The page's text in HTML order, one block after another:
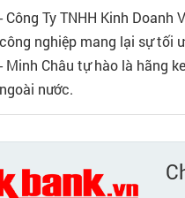
- Công Ty TNHH Kinh
công nghiệp mang lại sự tối
- Minh Châu tự hào là hãng
ngoài nước.